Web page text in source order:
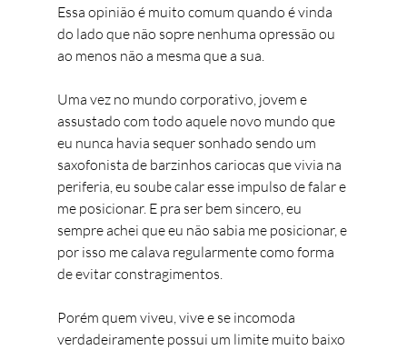
Essa opinião é muito comum quando é vinda
do lado que não sopre nenhuma opressão ou
ao menos não a mesma que a sua.
Uma vez no mundo corporativo, jovem e
assustado com todo aquele novo mundo que
eu nunca havia sequer sonhado sendo um
saxofonista de barzinhos cariocas que vivia na
periferia, eu soube calar esse impulso de falar e
me posicionar. E pra ser bem sincero, eu
sempre achei que eu não sabia me posicionar, e
por isso me calava regularmente como forma
de evitar constragimentos.
Porém quem viveu, vive e se incomoda
verdadeiramente possui um limite muito baixo